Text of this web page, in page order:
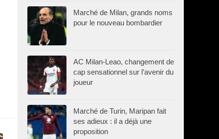
Marché de Milan, grands noms
pour le nouveau bombardier
AC Milan-Leao, changement de
cap sensationnel sur l’avenir du
joueur
Marché de Turin, Maripan fait
ses adieux : il a déjà une
proposition